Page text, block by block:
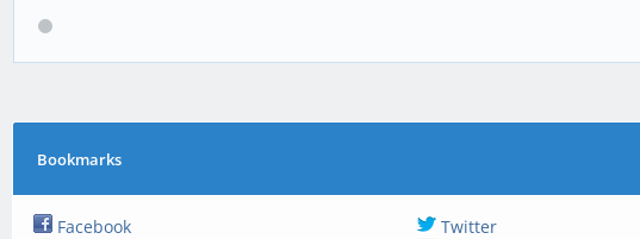
Bookmarks
Facebook Twitter